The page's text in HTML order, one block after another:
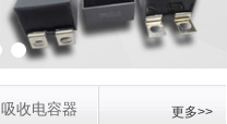
吸收电容器 更多>>